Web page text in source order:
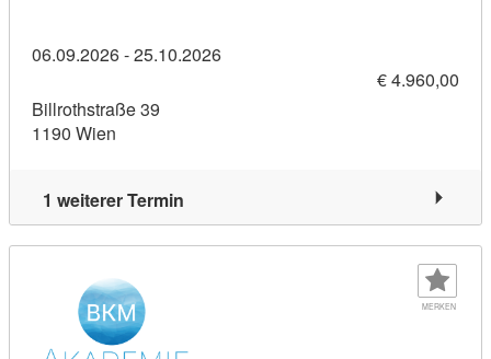
06.09.2026 - 25.10.2026
€ 4.960,00
Billrothstraße 39
1190 Wien
1 weiterer Termin
MERKEN